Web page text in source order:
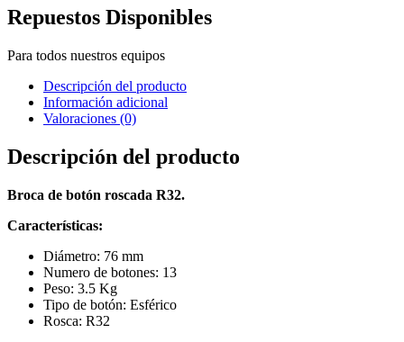
Repuestos Disponibles
Para todos nuestros equipos
Descripción del producto
Información adicional
Valoraciones (0)
Descripción del producto
Broca de botón roscada R32.
Características:
Diámetro: 76 mm
Numero de botones: 13
Peso: 3.5 Kg
Tipo de botón: Esférico
Rosca: R32